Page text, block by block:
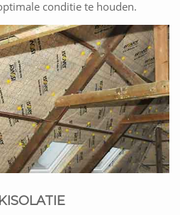
conditie te houden.